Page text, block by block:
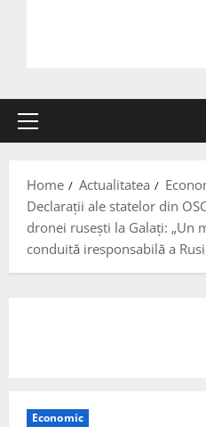
Primary
Home Actualitatea
Declarații ale statelor din
dronei ruseşti la Galaţi: „Un
conduită iresponsabilă a
Economic